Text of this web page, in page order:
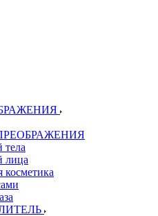
тела
лица
косметика